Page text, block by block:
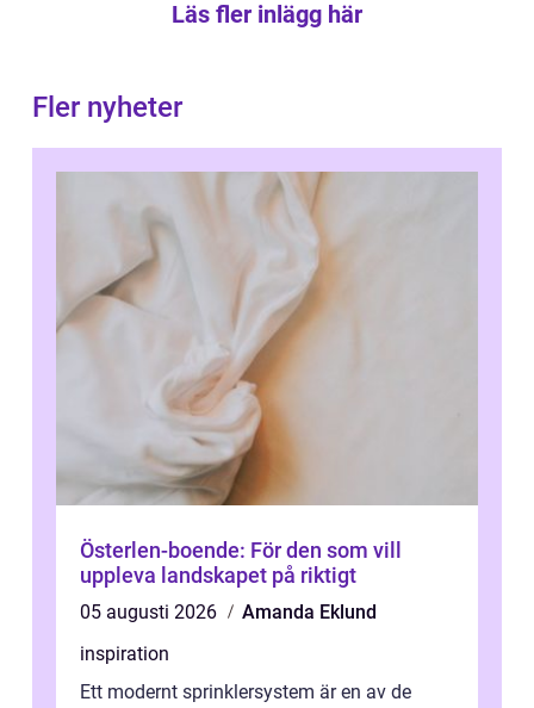
Läs fler inlägg här
Fler nyheter
Österlen-boende: För den som vill
uppleva landskapet på riktigt
05 augusti 2026
Amanda Eklund
inspiration
Ett modernt sprinklersystem är en av de